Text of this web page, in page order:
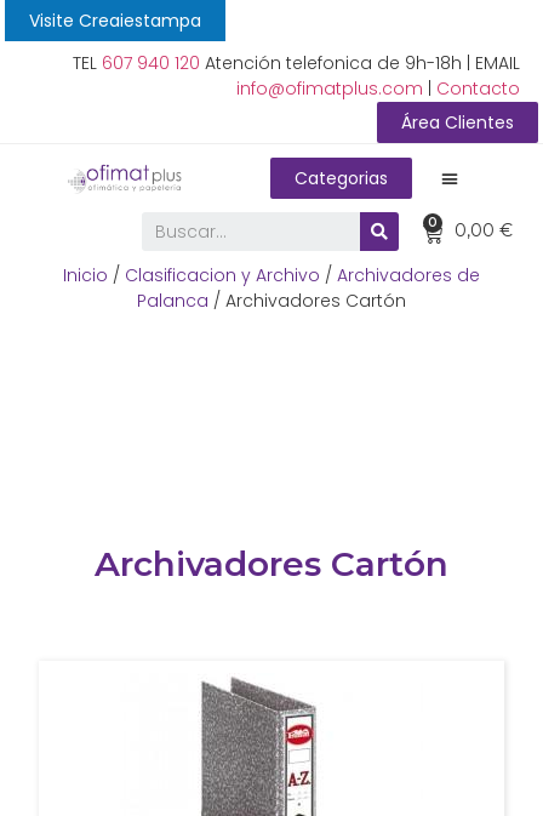
Visite Creaiestampa
TEL 607 940 120 Atención telefonica de 9h-18h | EMAIL
info@ofimatplus.com
Contacto
Área Clientes
Categorias
0,00€
0
Inicio / Clasificacion y Archivo / Archivadores de
Palanca / Archivadores Cartón
Archivadores Cartón